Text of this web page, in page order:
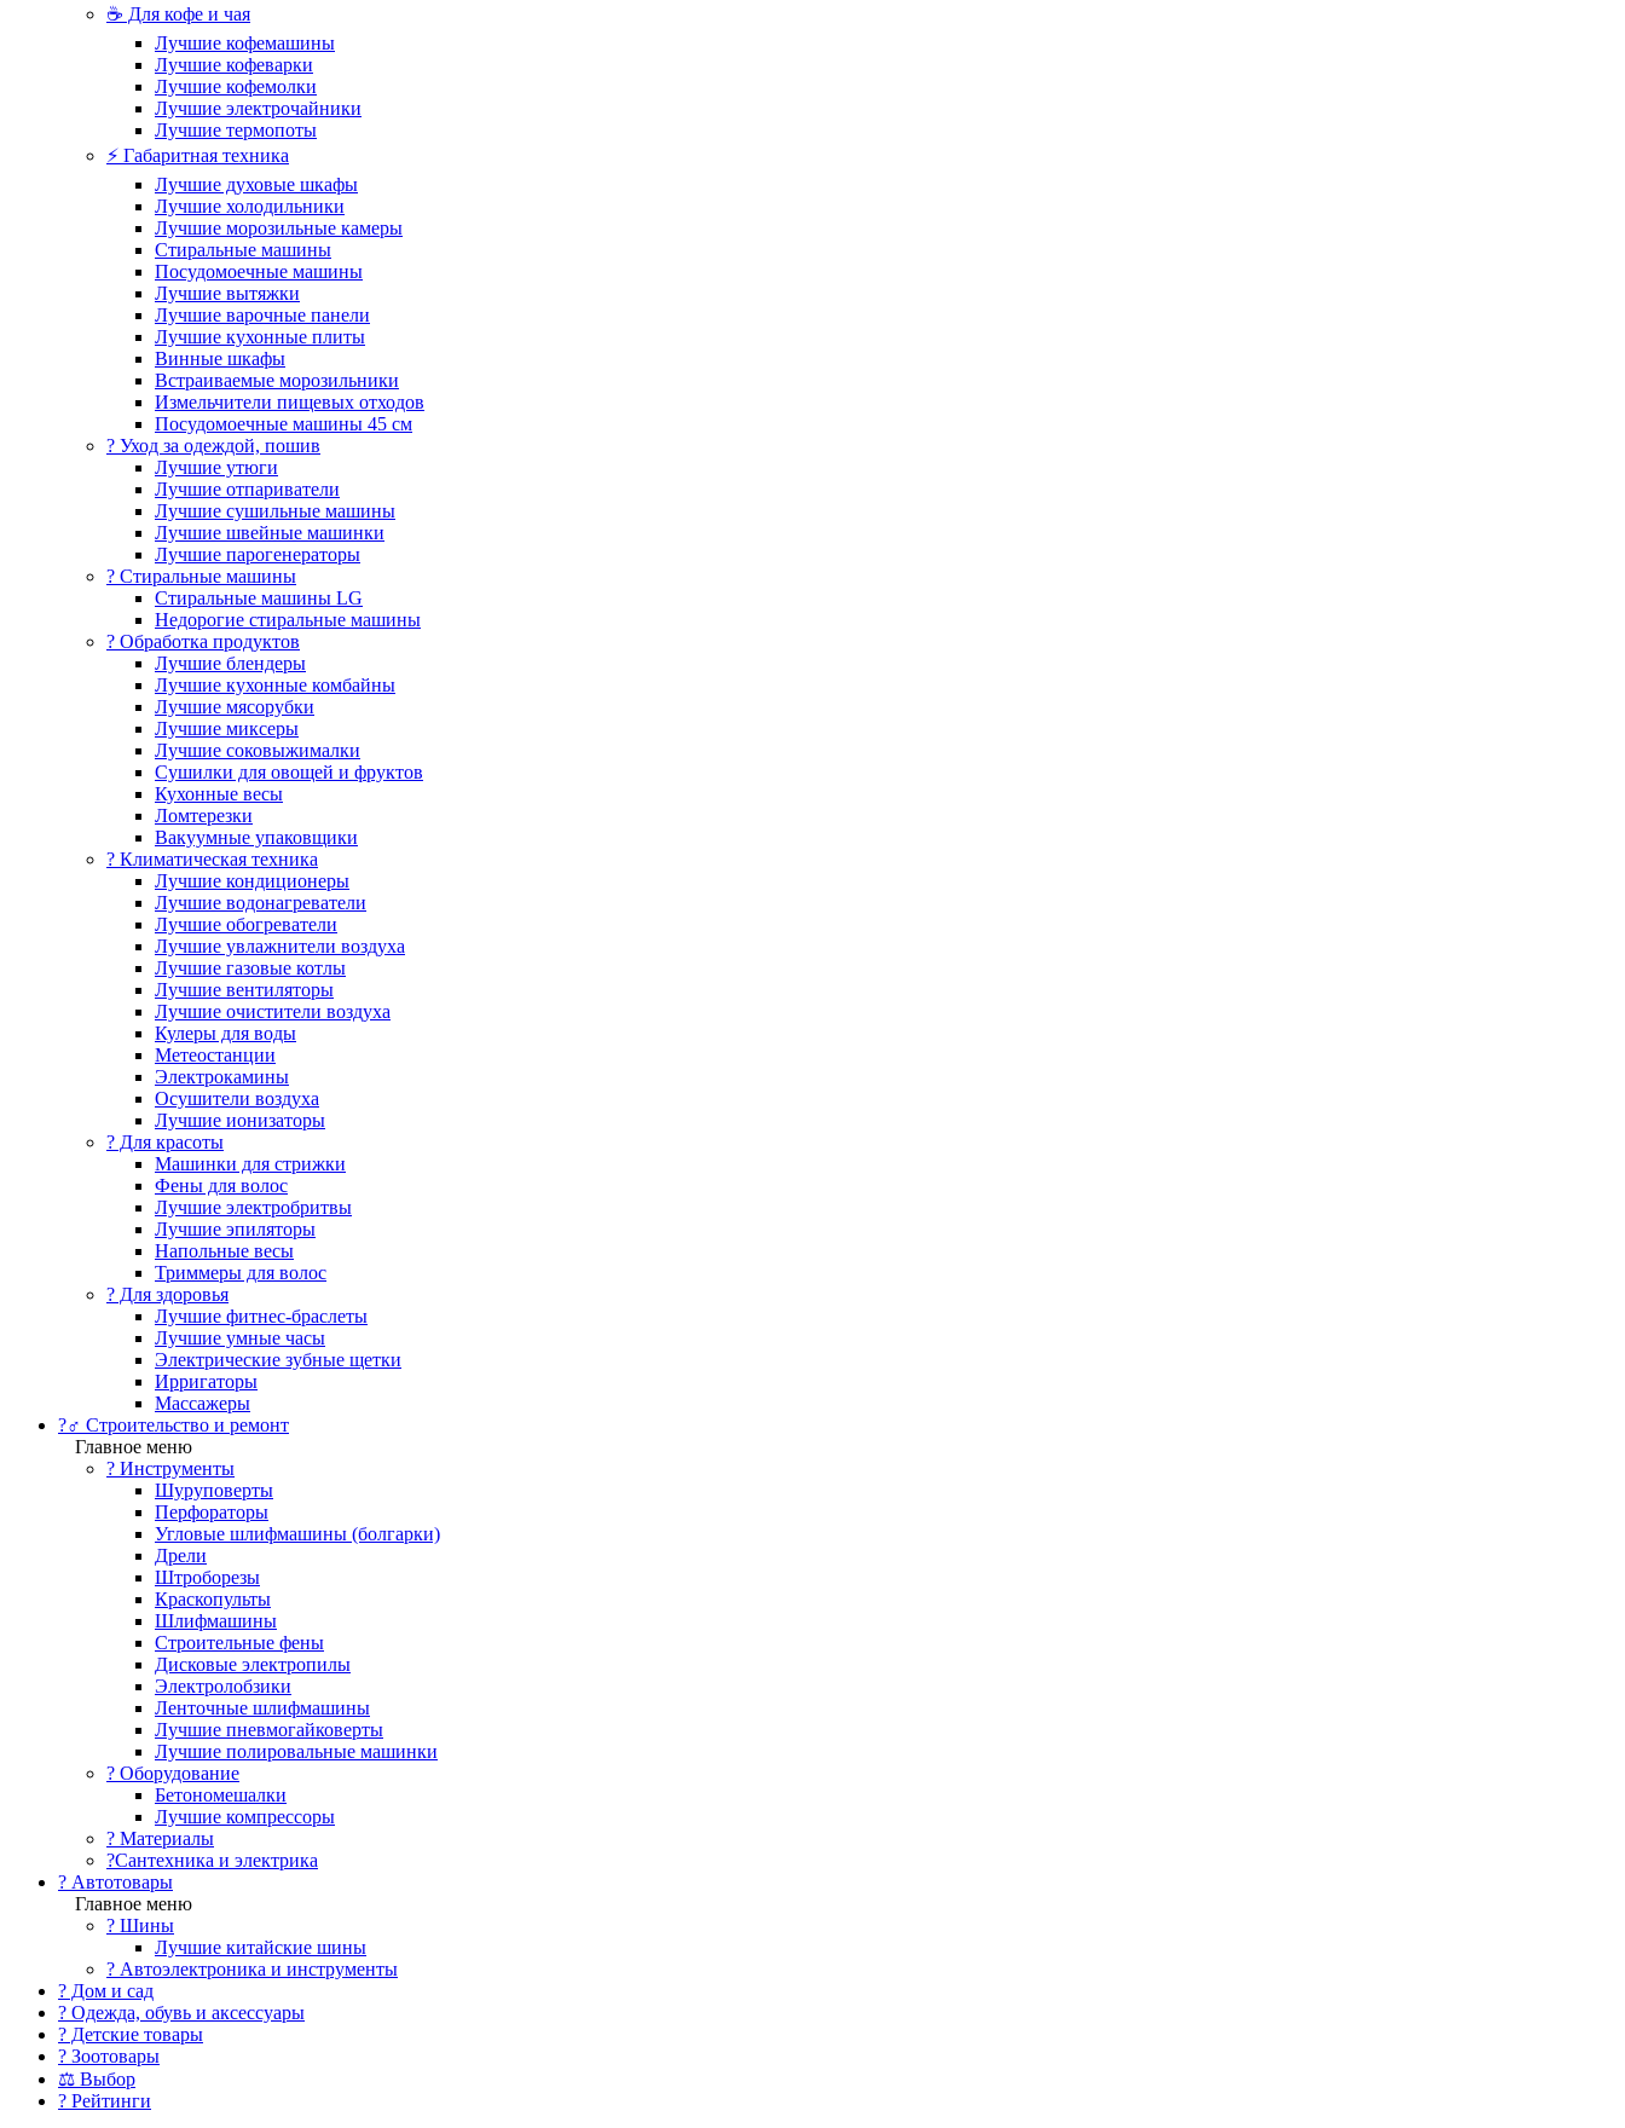
☕ Для кофе и чая
Лучшие кофемашины
Лучшие кофеварки
Лучшие кофемолки
Лучшие электрочайники
Лучшие термопоты
⚡ Габаритная техника
Лучшие духовые шкафы
Лучшие холодильники
Лучшие морозильные камеры
Стиральные машины
Посудомоечные машины
Лучшие вытяжки
Лучшие варочные панели
Лучшие кухонные плиты
Винные шкафы
Встраиваемые морозильники
Измельчители пищевых отходов
Посудомоечные машины 45 см
? Уход за одеждой, пошив
Лучшие утюги
Лучшие отпариватели
Лучшие сушильные машины
Лучшие швейные машинки
Лучшие парогенераторы
? Стиральные машины
Стиральные машины LG
Недорогие стиральные машины
? Обработка продуктов
Лучшие блендеры
Лучшие кухонные комбайны
Лучшие мясорубки
Лучшие миксеры
Лучшие соковыжималки
Сушилки для овощей и фруктов
Кухонные весы
Ломтерезки
Вакуумные упаковщики
?️ Климатическая техника
Лучшие кондиционеры
Лучшие водонагреватели
Лучшие обогреватели
Лучшие увлажнители воздуха
Лучшие газовые котлы
Лучшие вентиляторы
Лучшие очистители воздуха
Кулеры для воды
Метеостанции
Электрокамины
Осушители воздуха
Лучшие ионизаторы
? Для красоты
Машинки для стрижки
Фены для волос
Лучшие электробритвы
Лучшие эпиляторы
Напольные весы
Триммеры для волос
? Для здоровья
Лучшие фитнес-браслеты
Лучшие умные часы
Электрические зубные щетки
Ирригаторы
Массажеры
?‍♂️ Строительство и ремонт
Главное меню
?️ Инструменты
Шуруповерты
Перфораторы
Угловые шлифмашины (болгарки)
Дрели
Штроборезы
Краскопульты
Шлифмашины
Строительные фены
Дисковые электропилы
Электролобзики
Ленточные шлифмашины
Лучшие пневмогайковерты
Лучшие полировальные машинки
?️ Оборудование
Бетономешалки
Лучшие компрессоры
? Материалы
?Сантехника и электрика
? Автотовары
Главное меню
? Шины
Лучшие китайские шины
? Автоэлектроника и инструменты
? Дом и сад
? Одежда, обувь и аксессуары
? Детские товары
? Зоотовары
⚖ Выбор
? Рейтинги